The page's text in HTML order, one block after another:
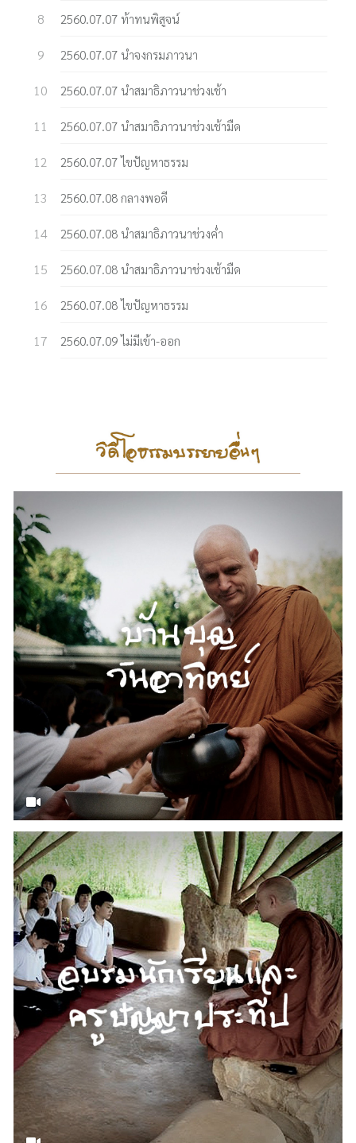
2560.07.07 ท้าทนพิสูจน์
2560.07.07 นำจงกรมภาวนา
2560.07.07 นำสมาธิภาวนาช่วงเช้า
2560.07.07 นำสมาธิภาวนาช่วงเช้ามืด
2560.07.07 ไขปัญหาธรรม
2560.07.08 กลางพอดี
2560.07.08 นำสมาธิภาวนาช่วงค่ำ
2560.07.08 นำสมาธิภาวนาช่วงเช้ามืด
2560.07.08 ไขปัญหาธรรม
2560.07.09 ไม่มีเข้า-ออก